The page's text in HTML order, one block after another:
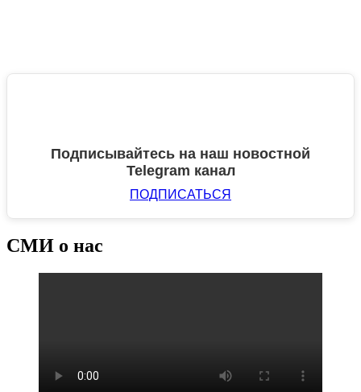
Подписывайтесь на наш новостной
Telegram канал
ПОДПИСАТЬСЯ
СМИ о нас